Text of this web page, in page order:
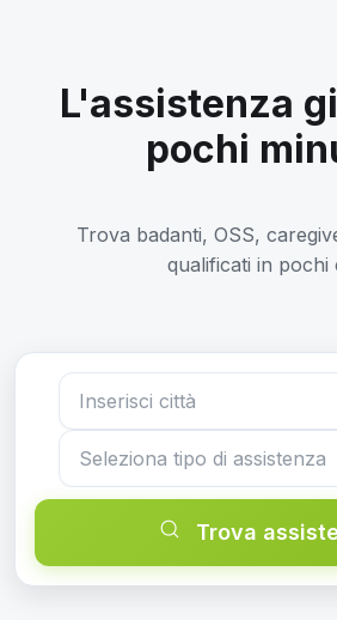
L'assistenza
pochi
Trova badanti, OSS,
qualificati in pochi
Trova